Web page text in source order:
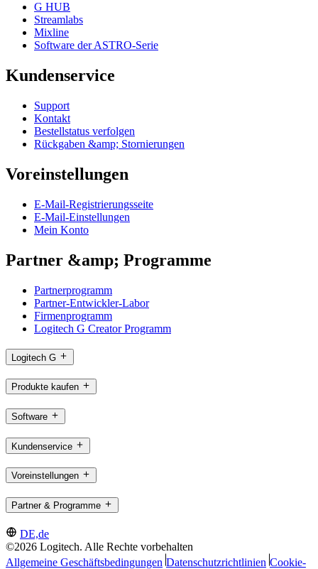
G HUB
Streamlabs
Mixline
Software der ASTRO-Serie
Kundenservice
Support
Kontakt
Bestellstatus verfolgen
Rückgaben &amp; Stornierungen
Voreinstellungen
E-Mail-Registrierungsseite
E-Mail-Einstellungen
Mein Konto
Partner &amp; Programme
Partnerprogramm
Partner-Entwickler-Labor
Firmenprogramm
Logitech G Creator Programm
Logitech G
Produkte kaufen
Software
Kundenservice
Voreinstellungen
Partner & Programme
DE,de
©2026 Logitech. Alle Rechte vorbehalten
Allgemeine Geschäftsbedingungen Datenschutzrichtlinien Cookie-